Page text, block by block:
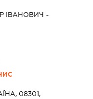
ІВАНОВИЧ -
08301,